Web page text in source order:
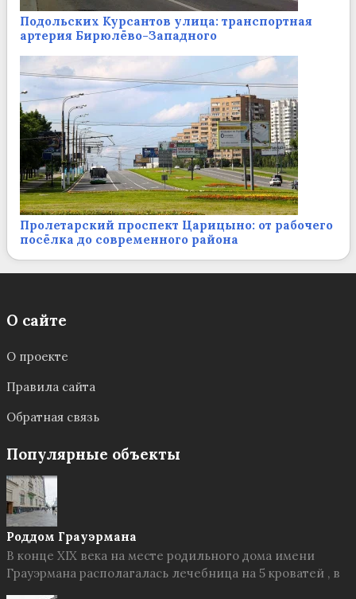
Подольских Курсантов улица: транспортная
артерия Бирюлёво-Западного
Пролетарский проспект Царицыно: от рабочего
посёлка до современного района
О сайте
О проекте
Правила сайта
Обратная связь
Популярные объекты
Роддом Грауэрмана
В конце XIX века на месте родильного дома имени
Грауэрмана располагалась лечебница на 5 кроватей , в